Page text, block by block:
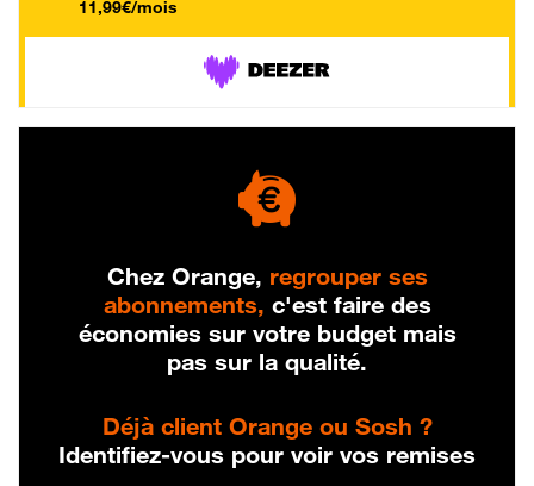
11,99€/mois
Chez Orange, regrouper ses
abonnements, c'est faire des
économies sur votre budget mais
pas sur la qualité.
Déjà client Orange ou Sosh ?
Identifiez-vous pour voir vos remises